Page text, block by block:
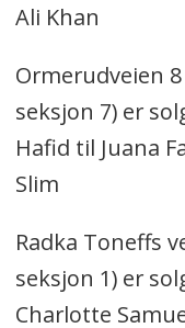
Ali Khan
Ormerudveien
seksjon 7) er
Hafid til Juana
Slim
Radka Toneffs
seksjon 1) er
Charlotte